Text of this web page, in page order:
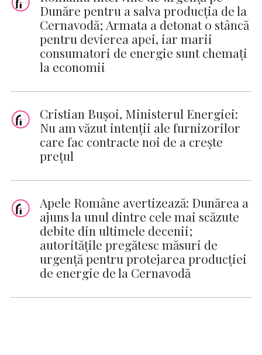
Dunăre pentru a salva producția de la
Cernavodă; Armata a detonat o stâncă
pentru devierea apei, iar marii
consumatori de energie sunt chemați
la economii
Cristian Buşoi, Ministerul Energiei:
Nu am văzut intenţii ale furnizorilor
care fac contracte noi de a creşte
preţul
Apele Române avertizează: Dunărea a
ajuns la unul dintre cele mai scăzute
debite din ultimele decenii;
autoritățile pregătesc măsuri de
urgență pentru protejarea producției
de energie de la Cernavodă